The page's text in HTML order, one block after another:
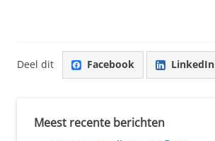
Deel dit Facebook LinkedIn
Meest recente berichten